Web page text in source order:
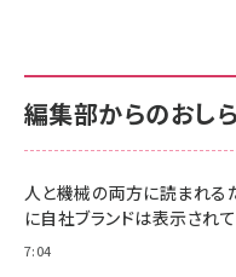
編集部からのおし
人と機械の両方に読まれる
に自社ブランドは表示され
7:04